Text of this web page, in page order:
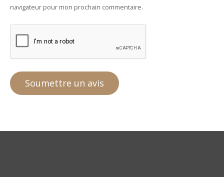
navigateur pour mon prochain commentaire.